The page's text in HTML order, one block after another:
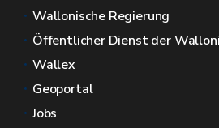
Wallonische Regierung
Öffentlicher Dienst der
Wallex
Geoportal
Jobs